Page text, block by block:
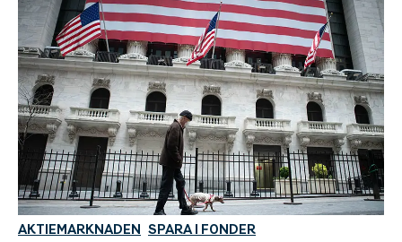
AKTIEMARKNADEN SPARA I FONDER